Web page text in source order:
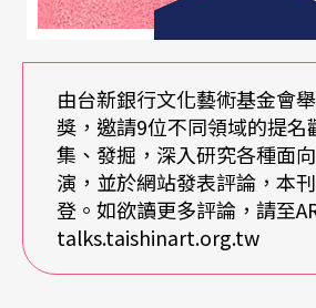
裡行間感受二人跨越職業與年齡
氣師傅寫道，「說了妳不要笑，
作生涯，我57歲才第一次看到『
那天北極震盪效應，尖石有可能
騙老婆，開著我心愛的轟打車，
裡」、「我喜歡開車，開車可以
感，你一邊開車，可以一邊隨性
由台新銀行文化藝術基金會
獎，邀請9位不同領域的提名
集、發掘，深入研究各種面
演，並於網站發表評論，本
登。如欲讀更多評論，請至
talks.taishinart.org.tw